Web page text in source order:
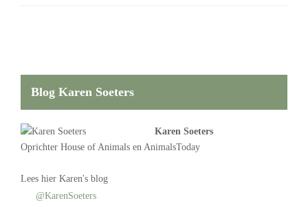
Blog Karen Soeters
Karen Soeters
Oprichter House of Animals en AnimalsToday
Lees hier Karen's blog
@KarenSoeters